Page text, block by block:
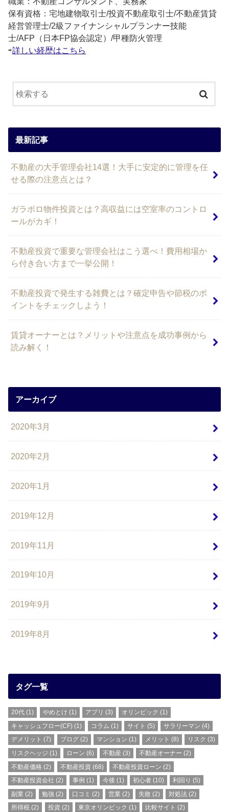
保有資格：宅地建物取引士/投資不動産取引士/不動産賃貸
経営管理士/2級ファイナンシャルプランナー技能
士/AFP（日本FP協会認定）/甲種防火管理
⇨詳しい経歴はこちら
最新記事
不動産の大手管理会社14選！大手に安定的に管理を任
せる際の注意点とは？
ガラボロ物件投資とは？高収益には空室率のコントロ
ールがカギ！
不動産投資で重要な管理会社はこう選べ！費用相場か
ら付き合い方まで一挙公開！
不動産投資で発生する雑費とは？確定申告や節税のポ
イントをチェックしよう！
賃貸オーナーとは？メリットや注意点を成功事例から
読み解く！
アーカイブ
2020年3月
2020年2月
2020年1月
2019年12月
2019年11月
2019年10月
2019年9月
2019年8月
タグ一覧
20代 (1) やめとけ (1) アプリ (3) オリンピック (1)
キャッシュフロー(CF) (1) コラム (1) サイト (5) サラリーマン (4)
デメリット (7) ブログ(2) マンション (1) メリット (8) リスク (3)
リスクヘッジ (1) ローン (6) 不動産(3) 不動産オーナー (2)
不動産価格 (2) 不動産投資 (68) 不動産投資ローン (2)
不動産投資会社 (2) 事例 (1) 今後 (1) 初心者 (10) 利回り (5)
副業 (2) 勉強 (2) 口コミ (2) 営業 (2) 失敗 (2) 対処法 (2)
所得税 (2) 投資 (2) 東京オリンピック (1) 比較サイト (2)